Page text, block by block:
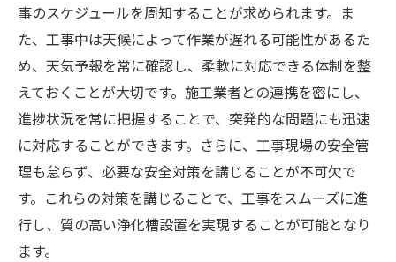
事のスケジュールを周知することが求められます。ま
た、工事中は天候によって作業が遅れる可能性があるた
め、天気予報を常に確認し、柔軟に対応できる体制を整
えておくことが大切です。施工業者との連携を密にし、
進捗状況を常に把握することで、突発的な問題にも迅速
に対応することができます。さらに、工事現場の安全管
理も怠らず、必要な安全対策を講じることが不可欠で
す。これらの対策を講じることで、工事をスムーズに進
行し、質の高い浄化槽設置を実現することが可能となり
ます。